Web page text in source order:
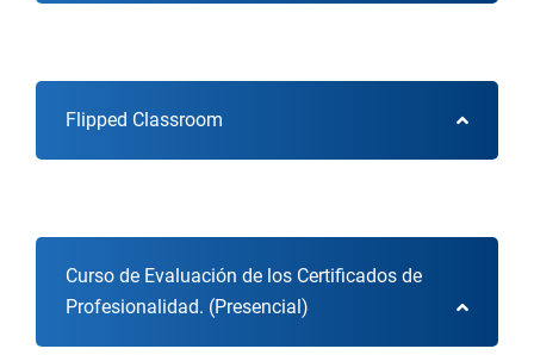
Flipped Classroom
Curso de Evaluación de los Certificados de
Profesionalidad. (Presencial)